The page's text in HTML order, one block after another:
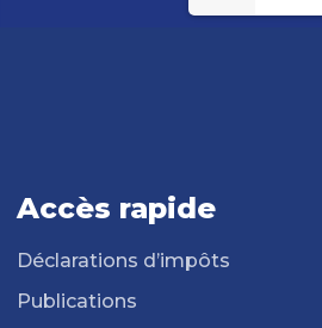
Accès rapide
Déclarations d’impôts
Publications